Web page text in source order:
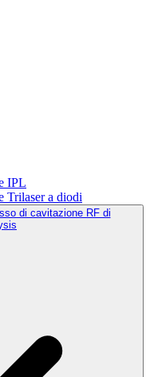
IPL
Trilaser a diodi
di cavitazione RF di